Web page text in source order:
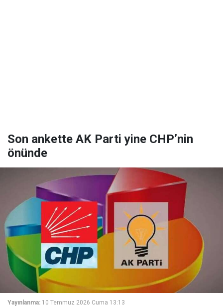
Son ankette AK Parti yine CHP’nin
önünde
Yayınlanma: 10 Temmuz 2026 Cuma 13:13